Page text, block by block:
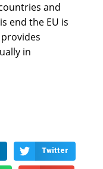
and
end the EU is
in
Twitter